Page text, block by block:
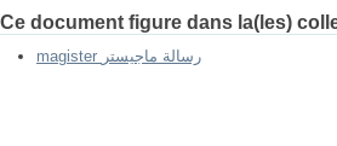
Ce document figure dans la(les)
magister رسالة ماجيستر